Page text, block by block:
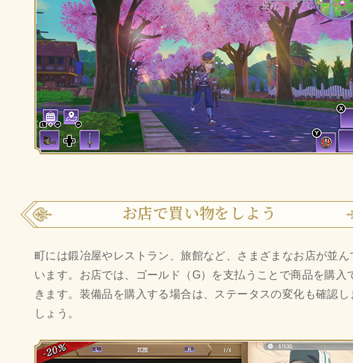
お店で買い物をしよう
町には鍛冶屋やレストラン、旅館など、さまざまなお店が並ん
います。お店では、ゴールド（G）を支払うことで商品を購入
きます。装備品を購入する場合は、ステータスの変化も確認し
しょう。